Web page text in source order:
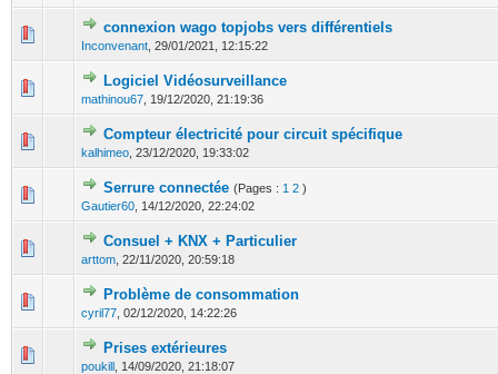
connexion wago topjobs vers différentiels
Inconvenant 29/01/2021, 12:15:22
0 Votes - 0 sur 5 en moyenne
12345
Logiciel Vidéosurveillance
mathinou67 19/12/2020, 21:19:36
0 Votes - 0 sur 5 en moyenne
12345
Compteur électricité pour circuit spécifique
kalhimeo 23/12/2020, 19:33:02
0 Votes - 0 sur 5 en moyenne
12345
Serrure connectée (Pages : 1 2 )
Gautier60 14/12/2020, 22:24:02
0 Votes - 0 sur 5 en moyenne
12345
Consuel + KNX + Particulier
arttom 22/11/2020, 20:59:18
0 Votes - 0 sur 5 en moyenne
12 345
Problème de consommation
cyril77 02/12/2020, 14:22:26
0 Votes - 0 sur 5 en moyenne
12345
Prises extérieures
poukill 14/09/2020, 21:18:07
0 Votes - 0 sur 5 en moyenne